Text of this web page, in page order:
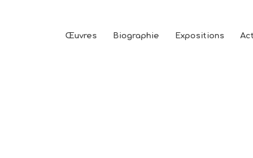
Œuvres Biographie Expositions